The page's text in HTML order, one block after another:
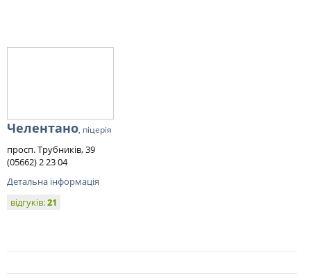
Челентано, піцерія
просп. Трубників, 39
(05662) 2 23 04
Детальна інформація
відгуків:21